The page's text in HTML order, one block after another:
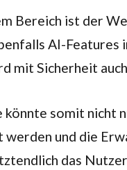
Bereich ist der
AI-
mit Sicherheit
somit
und die
das